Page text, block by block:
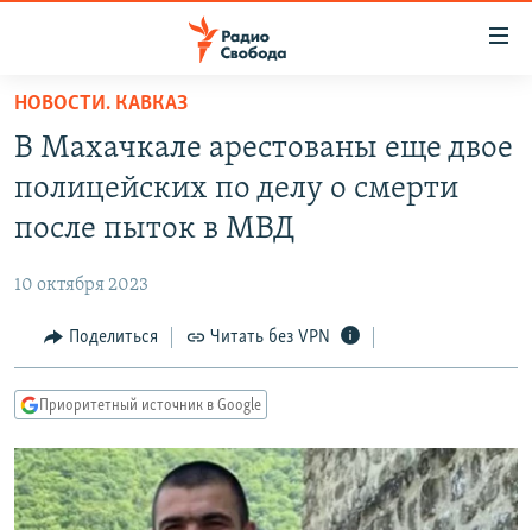
упрощенного
доступа
основному
Вернутся
Вернутся
поиску
МНЕНИЯ
КУЛЬТУРА
КАВКАЗ.РЕАЛИИ
СЕВЕР.РЕАЛИИ
СИБИРЬ.РЕАЛИИ
НОВОСТИ. КАВКАЗ
В Махачкале арестованы еще двое
полицейских по делу о смерти
после пыток в МВД
10 октября 2023
Поделиться Читать без VPN
Приоритетный источник в Google